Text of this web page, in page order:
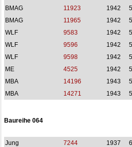
BMAG
11923 1942
BMAG
11965 1942
WLF
9583 1942
WLF
9596 1942
WLF
9598 1942
ME
4525 1942
MBA
14196 1943
MBA
14271 1943
Baureihe 064
Jung 7244 1937